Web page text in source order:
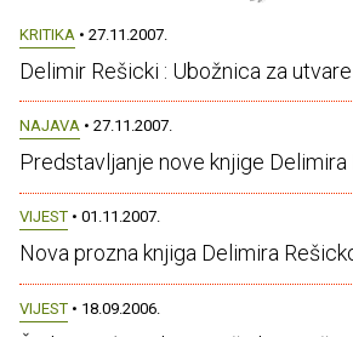
KRITIKA • 27.11.2007.
Delimir Rešicki : Ubožnica za utvare
NAJAVA • 27.11.2007.
Predstavljanje nove knjige Delimira
VIJEST • 01.11.2007.
Nova prozna knjiga Delimira
VIJEST • 18.09.2006.